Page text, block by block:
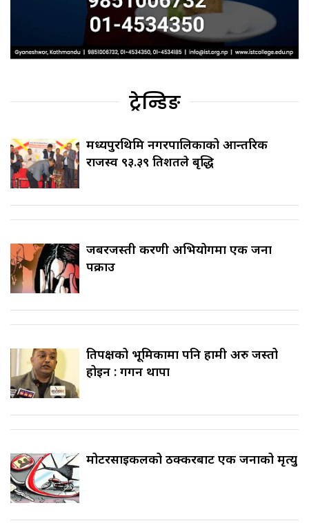
ट्रेन्डिङ
मध्यपुरथिमि नगरपालिकाको आन्तरिक
राजस्व ९३.३९ प्रतिशतले बृद्धि
जबरजस्ती करणी अभियोगमा एक जना
पक्राउ
प्रतिपक्षको भूमिकामा पनि हामी अरु जस्तो
होइन : गगन थापा
मोटरसाइकलको ठक्करबाट एक जनाको मृत्यु